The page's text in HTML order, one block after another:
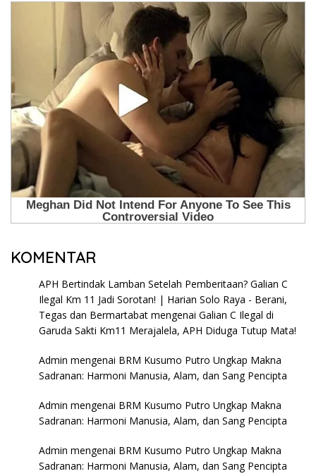
KOMENTAR
APH Bertindak Lamban Setelah Pemberitaan? Galian C
Ilegal Km 11 Jadi Sorotan! | Harian Solo Raya - Berani,
Tegas dan Bermartabat mengenai Galian C Ilegal di
Garuda Sakti Km11 Merajalela, APH Diduga Tutup Mata!
Admin mengenai BRM Kusumo Putro Ungkap Makna
Sadranan: Harmoni Manusia, Alam, dan Sang Pencipta
Admin mengenai BRM Kusumo Putro Ungkap Makna
Sadranan: Harmoni Manusia, Alam, dan Sang Pencipta
Admin mengenai BRM Kusumo Putro Ungkap Makna
Sadranan: Harmoni Manusia, Alam, dan Sang Pencipta